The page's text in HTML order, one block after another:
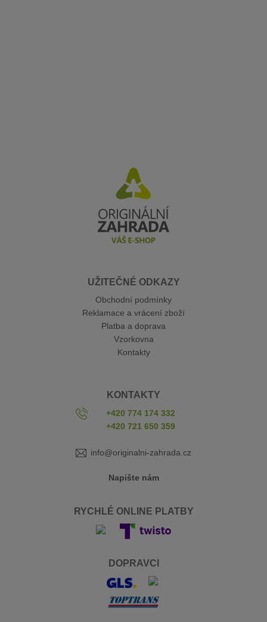
UŽITEČNÉ ODKAZY
Obchodní podmínky
Reklamace a vrácení zboží
Platba a doprava
Vzorkovna
Kontakty
KONTAKTY
+420 774 174 332
+420 721 650 359
info@originalni-zahrada.cz
Napište nám
RYCHLÉ ONLINE PLATBY
DOPRAVCI